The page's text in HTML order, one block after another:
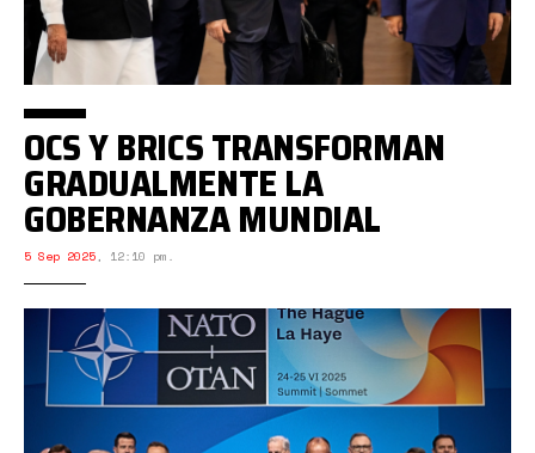
OCS Y BRICS TRANSFORMAN
GRADUALMENTE LA
GOBERNANZA MUNDIAL
5 Sep 2025, 12:10 pm.